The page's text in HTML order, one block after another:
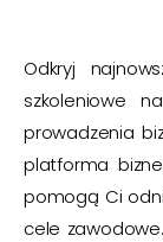
Odkryj
szkoleniowe
prowadzenia
platforma
pomogą Ci
cele